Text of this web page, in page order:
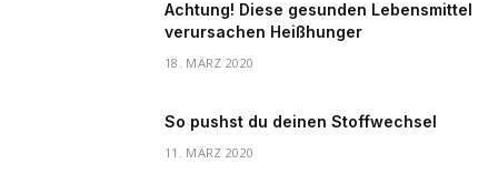
Achtung! Diese gesunden Lebensmittel
verursachen Heißhunger
18. MÄRZ 2020
So pushst du deinen Stoffwechsel
11. MÄRZ 2020